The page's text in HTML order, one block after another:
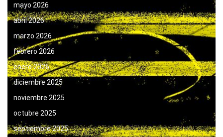
mayo 2026
abril 2026
marzo 2026
febrero 2026
enero 2026
diciembre 2025
noviembre 2025
octubre 2025
septiembre 2025